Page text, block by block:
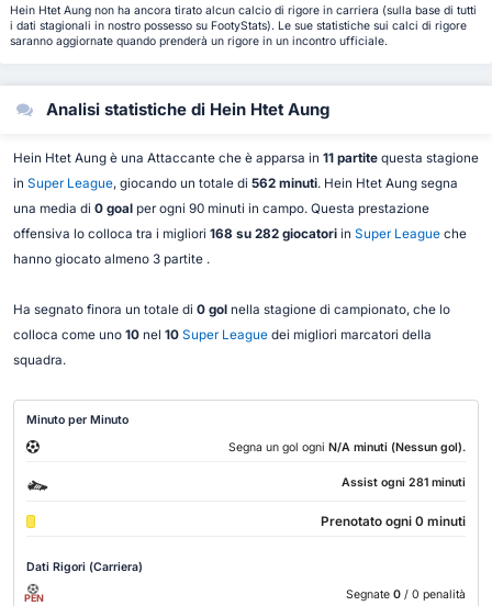
Hein Htet Aung non ha ancora tirato alcun calcio di rigore in carriera (sulla base di tutti
i dati stagionali in nostro possesso su FootyStats). Le sue statistiche sui calci di rigore
saranno aggiornate quando prenderà un rigore in un incontro ufficiale.
Analisi statistiche di Hein Htet Aung
Hein Htet Aung è una Attaccante che è apparsa in 11 partitequesta stagione
in Super League, giocando un totale di 562 minuti. Hein Htet Aung segna
una media di 0 goalper ogni 90 minuti in campo. Questa prestazione
offensiva lo colloca tra i migliori 168 su 282 giocatoriin Super Leagueche
hanno giocato almeno 3 partite .
Ha segnato finora un totale di 0 golnella stagione di campionato, che lo
colloca come uno 10nel 10 Super Leaguedei migliori marcatori della
squadra.
Minuto per Minuto
Segna un gol ogni N/A minuti (Nessun gol).
Assist ogni 281 minuti
Prenotato ogni 0 minuti
Dati Rigori (Carriera)
PEN Segnate 0 / 0 penalità